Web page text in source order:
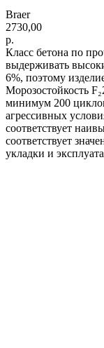
Braer
2730,00
р.
Класс бетона по
выдерживать
6%, поэтому
Морозостойкость
минимум 200
агрессивных
соответствует
соответствует
укладки и